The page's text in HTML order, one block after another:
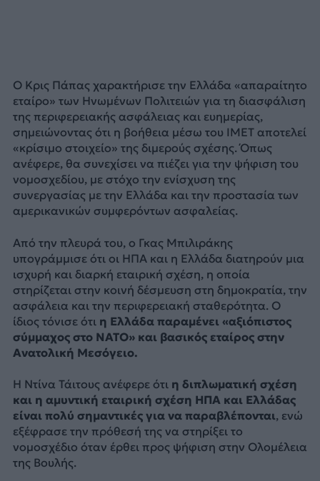
Ο Κρις Πάπας χαρακτήρισε την Ελλάδα «απαραίτητο
εταίρο» των Ηνωμένων Πολιτειών για τη διασφάλιση
της περιφερειακής ασφάλειας και ευημερίας,
σημειώνοντας ότι η βοήθεια μέσω του IMET αποτελεί
«κρίσιμο στοιχείο» της διμερούς σχέσης. Όπως
ανέφερε, θα συνεχίσει να πιέζει για την ψήφιση του
νομοσχεδίου, με στόχο την ενίσχυση της
συνεργασίας με την Ελλάδα και την προστασία των
αμερικανικών συμφερόντων ασφαλείας.
Από την πλευρά του, ο Γκας Μπιλιράκης
υπογράμμισε ότι οι ΗΠΑ και η Ελλάδα διατηρούν μια
ισχυρή και διαρκή εταιρική σχέση, η οποία
στηρίζεται στην κοινή δέσμευση στη δημοκρατία, την
ασφάλεια και την περιφερειακή σταθερότητα. Ο
ίδιος τόνισε ότι η Ελλάδα παραμένει «αξιόπιστος
σύμμαχος στο ΝΑΤΟ» και βασικός εταίρος στην
Ανατολική Μεσόγειο.
Η Ντίνα Τάιτους ανέφερε ότι η διπλωματική σχέση
και η αμυντική εταιρική σχέση ΗΠΑ και Ελλάδας
είναι πολύ σημαντικές για να παραβλέπονται, ενώ
εξέφρασε την πρόθεσή της να στηρίξει το
νομοσχέδιο όταν έρθει προς ψήφιση στην Ολομέλεια
της Βουλής.